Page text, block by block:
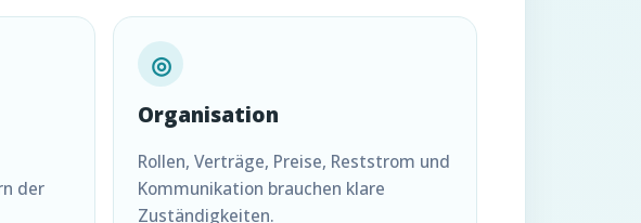
der
◎
Organisation
Rollen, Verträge, Preise, Reststrom und
Kommunikation brauchen klare
Zuständigkeiten.